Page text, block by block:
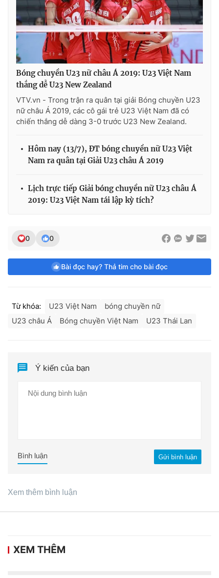
Bóng chuyền U23 nữ châu Á 2019: U23 Việt Nam
thắng dễ U23 New Zealand
VTV.vn - Trong trận ra quân tại giải Bóng chuyền U23
nữ châu Á 2019, các cô gái trẻ U23 Việt Nam đã có
chiến thắng dễ dàng 3-0 trước U23 New Zealand.
Hôm nay (13/7), ĐT bóng chuyền nữ U23 Việt
Nam ra quân tại Giải U23 châu Á 2019
Lịch trực tiếp Giải bóng chuyền nữ U23 châu Á
2019: U23 Việt Nam tái lập kỳ tích?
0 0
Bài đọc hay? Thả tim cho bài đọc
Từ khóa: U23 Việt Nam
bóng chuyền nữ
U23 châu Á
Bóng chuyền Việt Nam U23 Thái Lan
Ý kiến của bạn
Gửi bình luận
Bình luận
Xem thêm bình luận
XEM THÊM